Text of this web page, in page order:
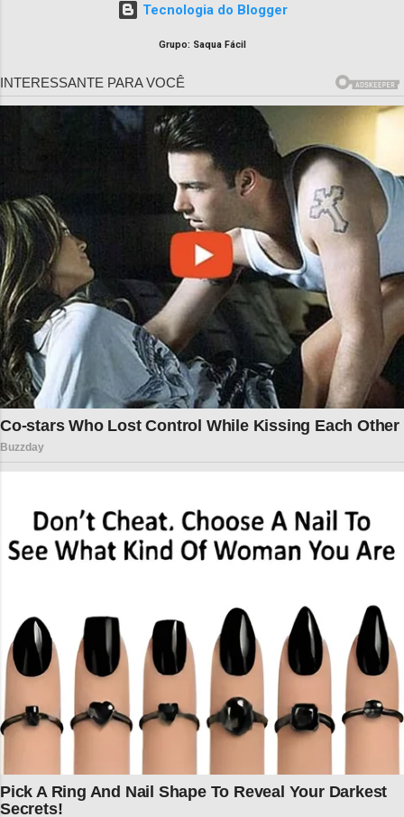
Tecnologia do Blogger
Grupo: Saqua Fácil